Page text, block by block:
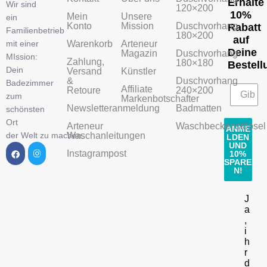
Wir sind
ein
Familienbetrieb
mit einer
MIssion:
Dein
Badezimmer
zum
schönsten
Ort
der Welt zu machen.
Mein
Konto
Warenkorb
Zahlung,
Versand
&
Retoure
Newsletteranmeldung
Arteneur
Waschanleitungen
Instagrampost
Unsere
Mission
Arteneur
Magazin
Künstler
Affiliate
Markenbotschafter
120×200
Duschvorhang
180×200
Duschvorhang
180×180
Duschvorhang
240×200
Badmatten
Waschbeckenstöpsel
Erhalte
10%
Rabatt
auf
Deine
ANME
LDEN
UND
10%
SPARE
N!
J
a
,
i
h
r
d